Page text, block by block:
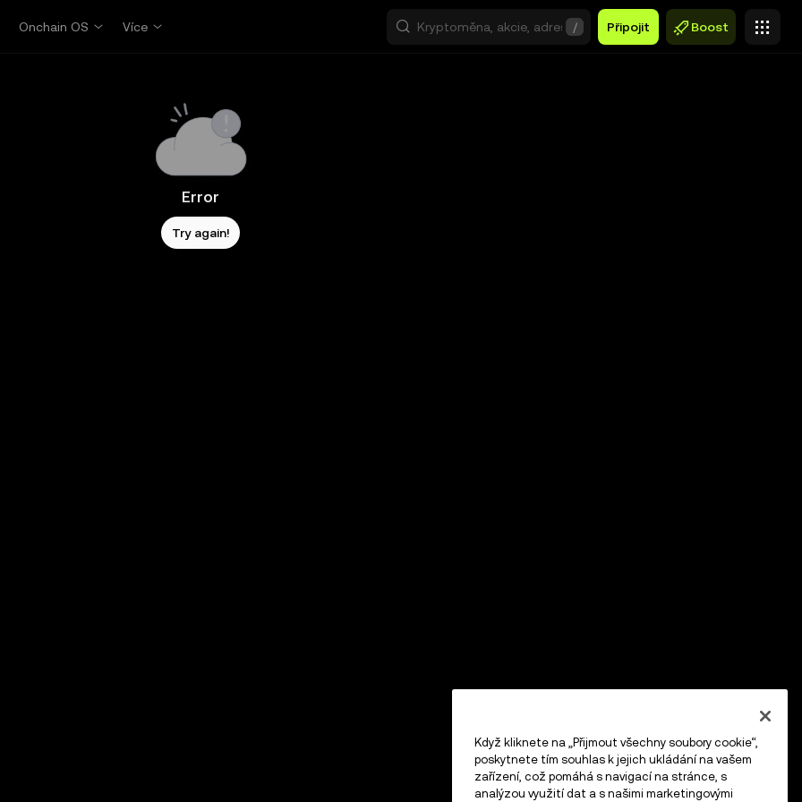
Onchain OS Více / Připojit Boost
Error
Try again!
Když kliknete na „Přijmout všechny soubory cookie“,
poskytnete tím souhlas k jejich ukládání na vašem
zařízení, což pomáhá s navigací na stránce, s
analýzou využití dat a s našimi marketingovými